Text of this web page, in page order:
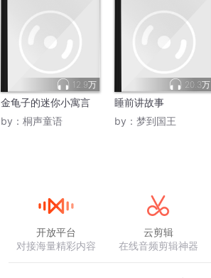
12.9万
金龟子的迷你小寓言
by： 桐声童语
20.3万
睡前讲故事
by： 梦到国王
开放平台
对接海量精彩内容
云剪辑
在线音频剪辑神器